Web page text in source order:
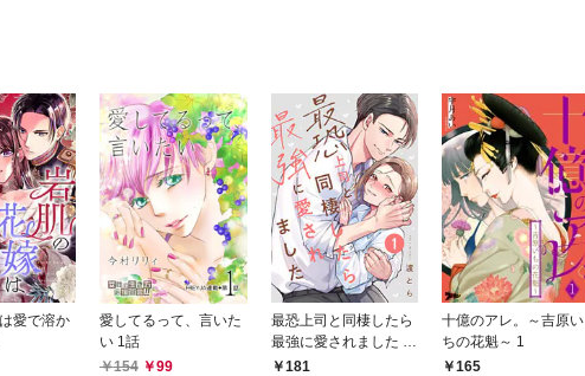
愛で溶か
愛してるって、言いた
い 1話
154
99
最恐上司と同棲したら
最強に愛されました 1
巻181
十億のアレ。～吉原い
ちの花魁～ 1
165